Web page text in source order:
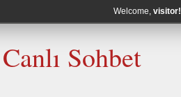
Welcome, visitor!
Sohbet